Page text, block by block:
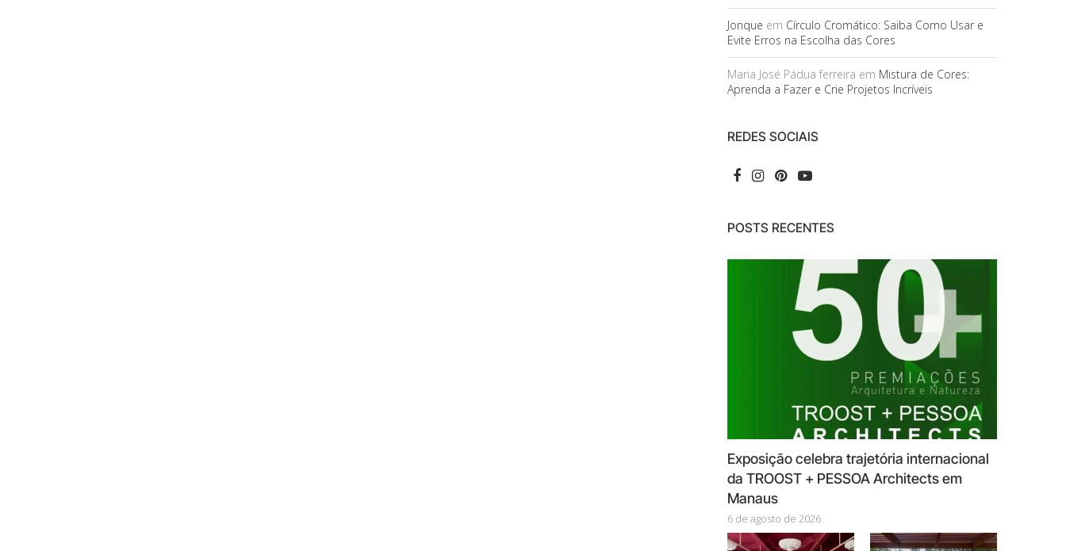
Jonque em Círculo Cromático: Saiba Como Usar e
Evite Erros na Escolha das Cores
Maria José Pádua ferreira em Mistura de Cores:
Aprenda a Fazer e Crie Projetos Incríveis
REDES SOCIAIS
POSTS RECENTES
Exposição celebra trajetória internacional
da TROOST + PESSOA Architects em
Manaus
6 de agosto de 2026